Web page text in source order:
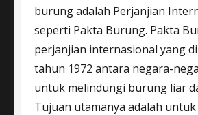
burung adalah Perjanjian
seperti Pakta Burung. Pakta
perjanjian internasional yang
tahun 1972 antara negara-
untuk melindungi burung liar
Tujuan utamanya adalah untuk